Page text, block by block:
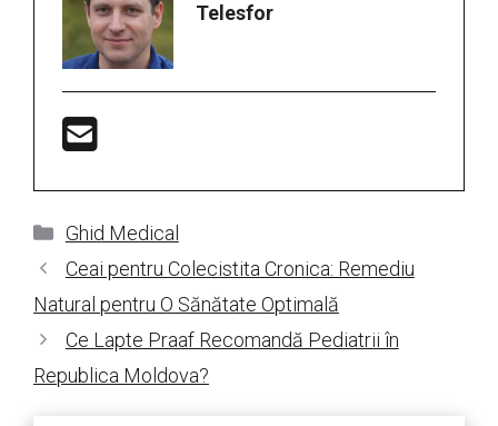
Telesfor
Categorii
Ghid Medical
Ceai pentru Colecistita Cronica: Remediu
Natural pentru O Sănătate Optimală
Ce Lapte Praaf Recomandă Pediatrii în
Republica Moldova?